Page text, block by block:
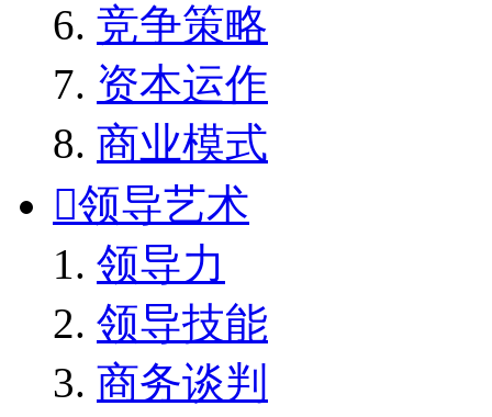
竞争策略
资本运作
商业模式
领导艺术
领导力
领导技能
商务谈判